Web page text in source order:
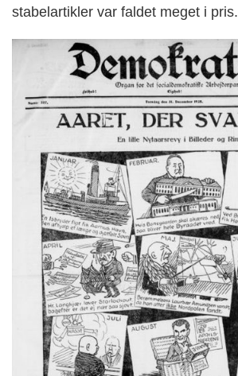
stabelartikler var faldet meget i pris.